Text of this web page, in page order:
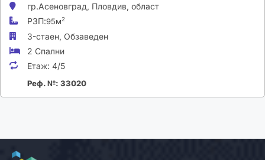
гр.Асеновград, Пловдив, област
РЗП:95м2
3-стаен, Обзаведен
2 Спални
Етаж: 4/5
Реф. №: 33020